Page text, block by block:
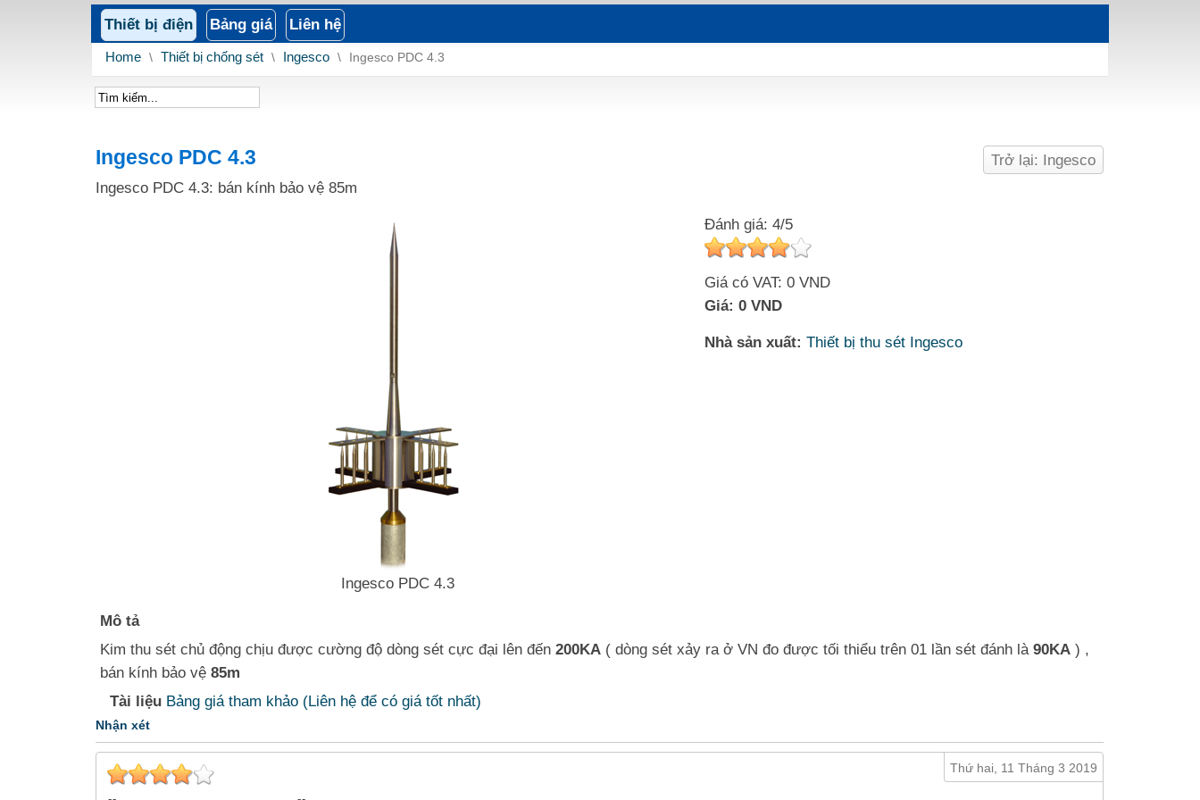
Thiết bị điện Bảng giá Liên hệ
Home \ Thiết bị chống sét \ Ingesco \ Ingesco PDC 4.3
Trở lại: Ingesco
Ingesco PDC 4.3
Ingesco PDC 4.3: bán kính bảo vệ 85m
Ingesco PDC 4.3
Đánh giá: 4/5
Giá có VAT:0 VND
Giá:0 VND
Nhà sản xuất:Thiết bị thu sét Ingesco
Mô tả
Kim thu sét chủ động chịu được cường độ dòng sét cực đại lên đến 200KA ( dòng sét xảy ra ở VN đo được tối thiểu trên 01 lần sét đánh là 90KA ) ,
bán kính bảo vệ 85m
Tài liệu Bảng giá tham khảo (Liên hệ để có giá tốt nhất)
Nhận xét
Thứ hai, 11 Tháng 3 2019